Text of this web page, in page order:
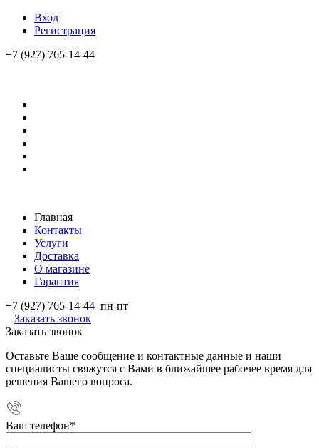
Вход
Регистрация
+7 (927) 765-14-44
Главная
Контакты
Услуги
Доставка
О магазине
Гарантия
+7 (927) 765-14-44 пн-пт
Заказать звонок
Заказать звонок
Оставьте Ваше сообщение и контактные данные и наши
специалисты свяжутся с Вами в ближайшее рабочее время для
решения Вашего вопроса.
Ваш телефон*